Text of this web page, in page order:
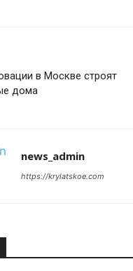
в Москве строят
дома
news_admin
https://krylatskoe.com